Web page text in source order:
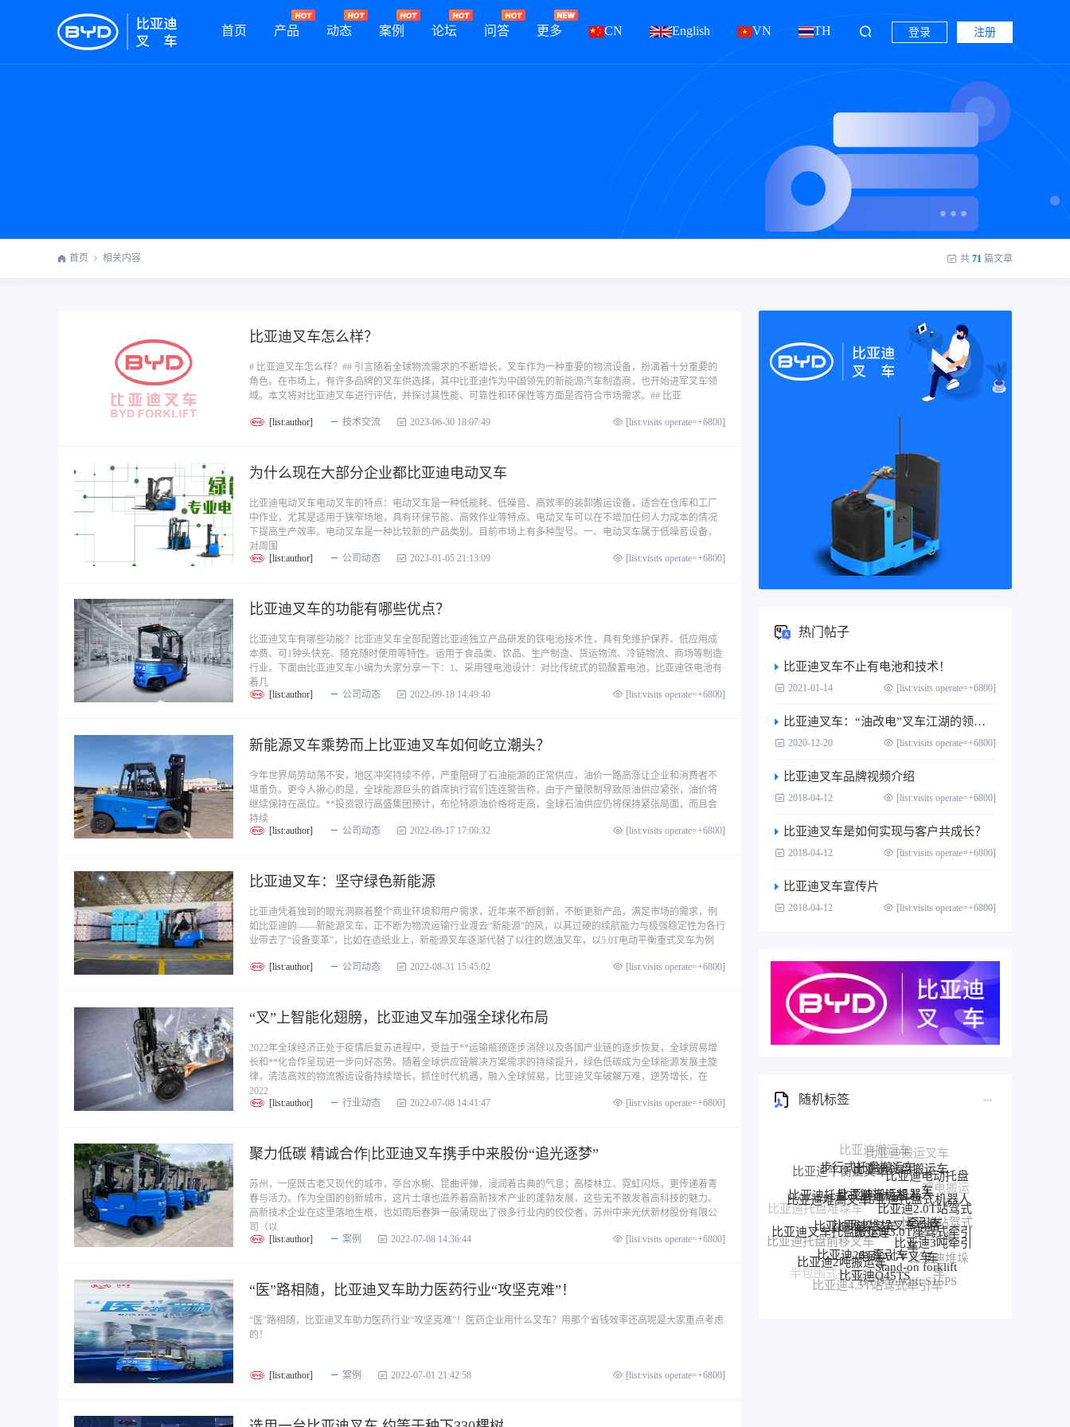
首页 产品 动态 案例 论坛 问答 更多 CN English VN TH 登录 注册
首页 相关内容 共 71 篇文章
比亚迪叉车怎么样？
# 比亚迪叉车怎么样？## 引言随着全球物流需求的不断增长，叉车作为一种重要的物流设备，扮演着十分重要的
角色。在市场上，有许多品牌的叉车供选择，其中比亚迪作为中国领先的新能源汽车制造商，也开始进军叉车领
域。本文将对比亚迪叉车进行评估，并探讨其性能、可靠性和环保性等方面是否符合市场需求。## 比亚
[list:author] 技术交流 2023-06-30 18:07:49 [list:visits operate=+6800]
为什么现在大部分企业都比亚迪电动叉车
比亚迪电动叉车电动叉车的特点：电动叉车是一种低能耗、低噪音、高效率的装卸搬运设备，适合在仓库和工厂
中作业，尤其是适用于狭窄场地，具有环保节能、高效作业等特点。电动叉车可以在不增加任何人力成本的情况
下提高生产效率。电动叉车是一种比较新的产品类别。目前市场上有多种型号。一、电动叉车属于低噪音设备，
对周围
[list:author]
公司动态 2023-01-05 21:13:09 [list:visits operate=+6800]
比亚迪叉车的功能有哪些优点？
比亚迪叉车有哪些功能？比亚迪叉车全部配置比亚迪独立产品研发的铁电池技术性，具有免维护保养、低应用成
本费、可1钟头快充、随充随时使用等特性。运用于食品类、饮品、生产制造、货运物流、冷链物流、商场等制造
行业。下面由比亚迪叉车小编为大家分享一下：1、采用锂电池设计：对比传统式的铅酸蓄电池，比亚迪铁电池有
着几
[list:author]
公司动态 2022-09-18 14:49:40 [list:visits operate=+6800]
新能源叉车乘势而上比亚迪叉车如何屹立潮头？
今年世界局势动荡不安，地区冲突持续不停，严重阻碍了石油能源的正常供应，油价一路高涨让企业和消费者不
堪重负。更令人揪心的是，全球能源巨头的首席执行官们连连警告称，由于产量限制导致原油供应紧张，油价将
继续保持在高位。**投资银行高盛集团预计，布伦特原油价格将走高，全球石油供应仍将保持紧张局面，而且会
持续
[list:author]
公司动态 2022-09-17 17:00:32 [list:visits operate=+6800]
比亚迪叉车：坚守绿色新能源
比亚迪凭着独到的眼光洞察着整个商业环境和用户需求，近年来不断创新，不断更新产品，满足市场的需求，例
如比亚迪的——新能源叉车，正不断为物流运输行业渡去“新能源”的风，以其过硬的续航能力与极强稳定性为各行
业带去了“设备变革”，比如在造纸业上，新能源叉车逐渐代替了以往的燃油叉车，以5.0T电动平衡重式叉车为例
[list:author] 公司动态 2022-08-31 15:45:02 [list:visits operate=+6800]
“叉”上智能化翅膀，比亚迪叉车加强全球化布局
2022年全球经济正处于疫情后复苏进程中，受益于**运输瓶颈逐步消除以及各国产业链的逐步恢复，全球贸易增
长和**化合作呈现进一步向好态势。随着全球供应链解决方案需求的持续提升，绿色低碳成为全球能源发展主旋
律，清洁高效的物流搬运设备持续增长，抓住时代机遇，融入全球贸易，比亚迪叉车破解万难，逆势增长，在
2022
[list:author]
行业动态 2022-07-08 14:41:47 [list:visits operate=+6800]
聚力低碳 精诚合作|比亚迪叉车携手中来股份“追光逐梦”
苏州，一座既古老又现代的城市，亭台水榭、昆曲评弹，浸润着古典的气息；高楼林立、霓虹闪烁，更传递着青
春与活力。作为全国的创新城市，这片土壤也滋养着高新技术产业的蓬勃发展，这些无不散发着高科技的魅力。
高新技术企业在这里落地生根，也如雨后春笋一般涌现出了很多行业内的佼佼者，苏州中来光伏新材股份有限公
司（以
[list:author]
案例 2022-07-08 14:36:44 [list:visits operate=+6800]
“医”路相随，比亚迪叉车助力医药行业“攻坚克难”！
“医”路相随，比亚迪叉车助力医药行业“攻坚克难”！医药企业用什么叉车？用那个省钱效率还高呢是大家重点考虑
的！
[list:author] 案例 2022-07-01 21:42:58 [list:visits operate=+6800]
热门帖子
比亚迪叉车不止有电池和技术！
2021-01-14 [list:visits operate=+6800]
比亚迪叉车：“油改电”叉车江湖的领跑者
2020-12-20 [list:visits operate=+6800]
比亚迪叉车品牌视频介绍
2018-04-12 [list:visits operate=+6800]
比亚迪叉车是如何实现与客户共成长？
2018-04-12 [list:visits operate=+6800]
比亚迪叉车宣传片
2018-04-12 [list:visits operate=+6800]
随机标签
步行式托盘搬运车
比亚迪托盘搬运车
比亚迪电动托盘
车
比亚迪托盘堆垛车
比亚迪堆高叉车
比亚迪托盘式搬运机器人
比亚迪搬运机器人
比亚迪托盘式机器人
比亚迪2.0T站驾式
牵引车
比亚迪站驾式
牵引车
比亚迪牵
引车
比亚迪前移叉车
比亚迪托盘前移叉车
比亚迪叉车托盘搬运车
比亚迪堆垛叉车
比亚迪堆垛叉车价格
比亚迪3.0T座驾式牵引
车
比亚迪3吨牵引
车
比亚迪堆垛
车
比亚迪P30S
比亚迪站驾式托盘搬运车
比亚迪仓储叉车
半包围式托盘搬运车
比亚迪2吨搬运车
比亚迪25T牵引车
电动AGV叉车
Stand-on forklift
BYD forklift S16PS
比亚迪4.5T站驾式牵引车
比亚迪Q45TS